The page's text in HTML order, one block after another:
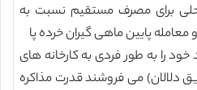
برای مصرف مستقیم نسبت به
پایین ماهی گیران خرده پا
را به طور فردی به کارخانه های
دلالان) می فروشند قدرت مذاکره